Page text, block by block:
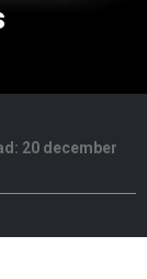
20 december